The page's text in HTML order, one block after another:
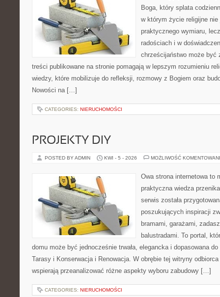
Boga, który splata
w którym życie religijne nie
praktycznego wymiaru,
radościach i w
chrześcijaństwo może być
treści publikowane na stronie pomagają w lepszym rozumieniu
wiedzy, które mobilizuje do refleksji, rozmowy z Bogiem oraz
Nowości na […]
CATEGORIES: NIERUCHOMOŚCI
PROJEKTY DIY
POSTED BY ADMIN KWI - 5 - 2026 MOŻLIWOŚĆ
Owa strona internetowa to
praktyczna wiedza
serwis została
poszukujących inspiracji
bramami, garażami,
balustradami. To portal,
domu może być jednocześnie trwała, elegancka i dopasowana
Tarasy i Konserwacja i Renowacja. W obrębie tej witryny
wspierają przeanalizować różne aspekty wyboru zabudowy […]
CATEGORIES: NIERUCHOMOŚCI